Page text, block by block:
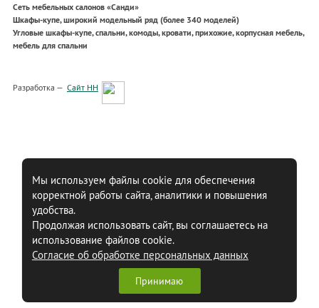
Сеть мебельных салонов «Санди»
Шкафы-купе, широкий модельный ряд (более 340 моделей)
Угловые шкафы-купе, спальни, комоды, кровати, прихожие, корпусная мебель,
мебель для спальни
Разработка — Сайт НН
Мы используем файлы cookie для обеспечения
корректной работы сайта, аналитики и повышения
удобства.
Продолжая использовать сайт, вы соглашаетесь на
использование файлов cookie.
Согласие об обработке персональных данных
Принимаю